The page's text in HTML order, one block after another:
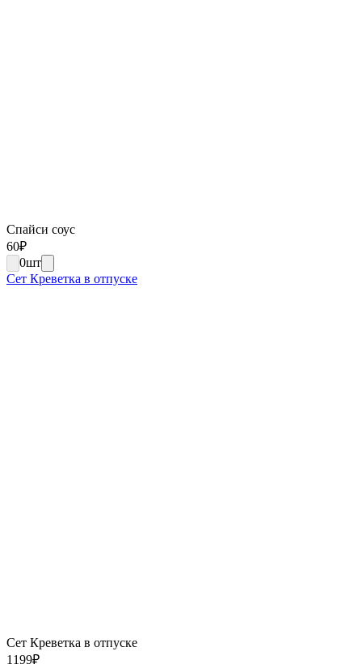
Спайси соус
60₽
0шт
Сет Креветка в отпуске
Сет Креветка в отпуске
1199₽